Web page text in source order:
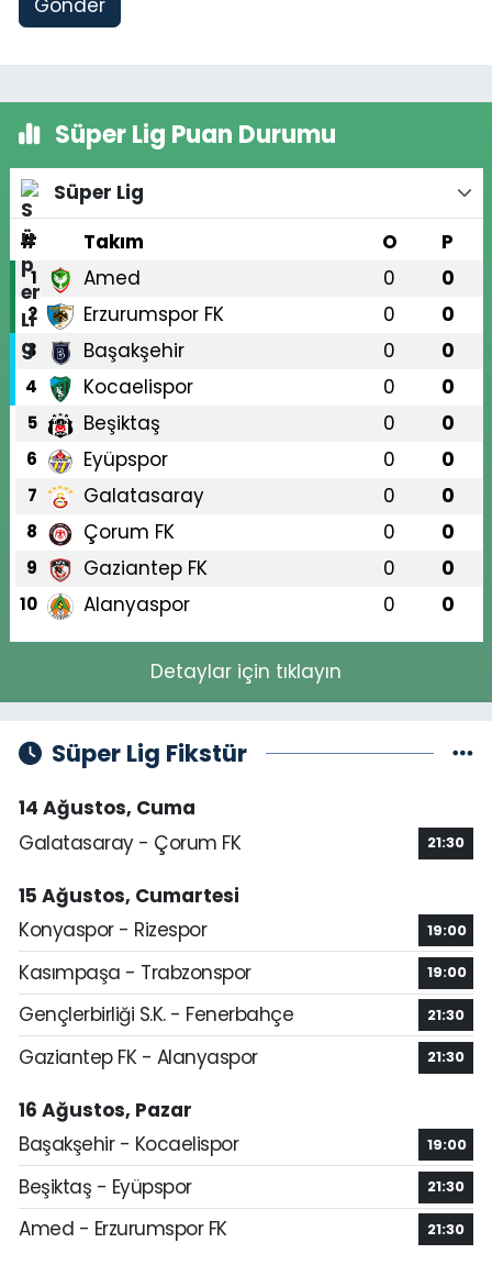
Gönder
Süper Lig Puan Durumu
Süper Lig
#
Takım O P
1 Amed 0 0
2 Erzurumspor FK 0 0
3 Başakşehir 0 0
4 Kocaelispor 0 0
5 Beşiktaş 0 0
6 Eyüpspor 0 0
7 Galatasaray 0 0
8 Çorum FK 0 0
9 Gaziantep FK 0 0
10 Alanyaspor 0 0
Detaylar için tıklayın
Süper Lig Fikstür
14 Ağustos, Cuma
Galatasaray - Çorum FK
21:30
15 Ağustos, Cumartesi
Konyaspor - Rizespor
19:00
Kasımpaşa - Trabzonspor 19:00
Gençlerbirliği S.K. - Fenerbahçe 21:30
Gaziantep FK - Alanyaspor 21:30
16 Ağustos, Pazar
Başakşehir - Kocaelispor
19:00
Beşiktaş - Eyüpspor 21:30
Amed - Erzurumspor FK 21:30